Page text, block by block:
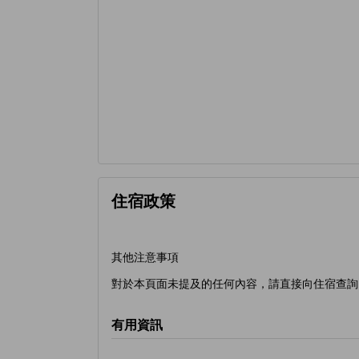
住宿政策
其他注意事項
對於本頁面未提及的任何內容，請直接向住宿查
有用資訊